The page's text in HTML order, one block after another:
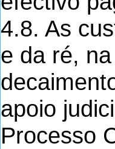
4.8. As
e da ré,
apoio
Processo